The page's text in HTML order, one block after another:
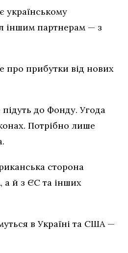
українському
іншим партнерам — з
про прибутки від нових
до Фонду. Угода
Потрібно лише
сторона
а й з ЄС та інших
в Україні та США —